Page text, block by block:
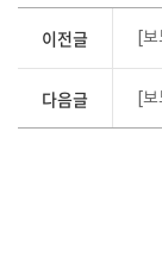
이전글
다음글